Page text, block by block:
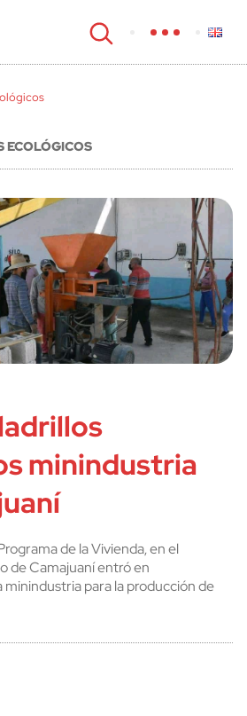
ECOLÓGICOS
minindustria
de la Vivienda, en el
de Camajuaní entró en
para la producción de